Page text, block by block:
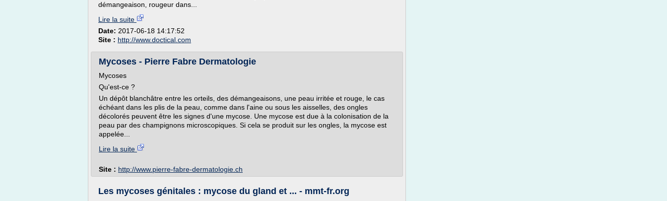
démangeaison, rougeur dans...
Lire la suite
Date: 2017-06-18 14:17:52
Site : http://www.doctical.com
Mycoses - Pierre Fabre Dermatologie
Mycoses
Qu'est-ce ?
Un dépôt blanchâtre entre les orteils, des démangeaisons, une peau irritée et rouge, le cas
échéant dans les plis de la peau, comme dans l'aine ou sous les aisselles, des ongles
décolorés peuvent être les signes d'une mycose. Une mycose est due à la colonisation de la
peau par des champignons microscopiques. Si cela se produit sur les ongles, la mycose est
appelée...
Lire la suite
Site : http://www.pierre-fabre-dermatologie.ch
Les mycoses génitales : mycose du gland et ... - mmt-fr.org